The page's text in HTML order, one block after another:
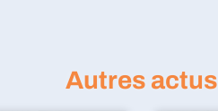
Autres actus